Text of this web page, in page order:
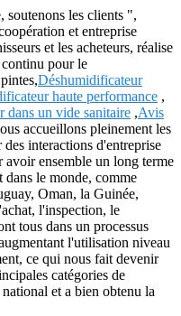
soutenons les clients ",
et entreprise
et les acheteurs, réalise
pour le
Déshumidificateur
haute performance ,
dans un vide sanitaire ,Avis
accueillons pleinement les
interactions d'entreprise
avoir ensemble un long terme
le monde, comme
Oman, la Guinée,
l'inspection, le
tous dans un processus
l'utilisation niveau
ce qui nous fait devenir
catégories de
et a bien obtenu la